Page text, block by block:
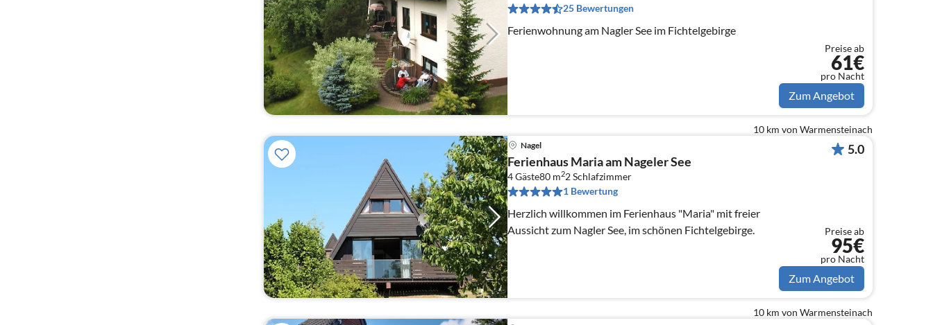
25 Bewertungen
Ferienwohnung am Nagler See im Fichtelgebirge
Preise ab
61€
pro Nacht
Zum Angebot
10 km von Warmensteinach
Nagel
Ferienhaus Maria am Nageler See
4 Gäste80 m22Schlafzimmer
1 Bewertung
Herzlich willkommen im Ferienhaus "Maria" mit freier
Aussicht zum Nagler See, im schönen Fichtelgebirge.
5.0
Preise ab
95€
pro Nacht
Zum Angebot
10 km von Warmensteinach